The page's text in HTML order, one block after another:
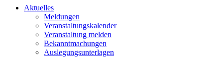
Aktuelles
Meldungen
Veranstaltungskalender
Veranstaltung melden
Bekanntmachungen
Auslegungsunterlagen